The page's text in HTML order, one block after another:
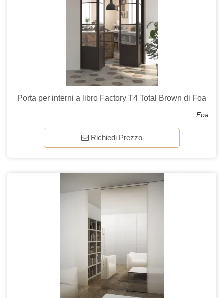
Porta per interni a libro Factory T4 Total Brown di Foa
Foa
Richiedi Prezzo